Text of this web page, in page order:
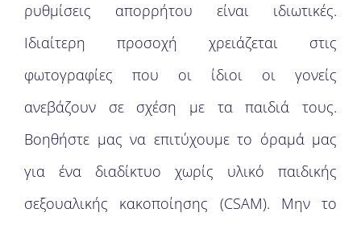
ρυθμίσεις απορρήτου είναι ιδιωτικές.
Ιδιαίτερη προσοχή χρειάζεται στις
φωτογραφίες που οι ίδιοι οι γονείς
ανεβάζουν σε σχέση με τα παιδιά τους.
Βοηθήστε μας να επιτύχουμε το όραμά μας
για ένα διαδίκτυο χωρίς υλικό παιδικής
σεξουαλικής κακοποίησης (CSAM). Μην το